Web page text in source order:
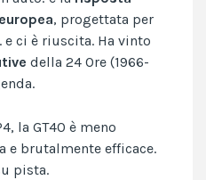
, progettata per
e ci è riuscita. Ha vinto
della 24 Ore (1966-
la GT40 è meno
e brutalmente efficace.
pista.